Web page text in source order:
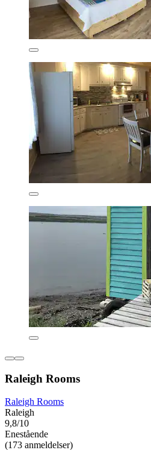
Raleigh Rooms
Raleigh Rooms
Raleigh
9,8/10
Enestående
(173 anmeldelser)